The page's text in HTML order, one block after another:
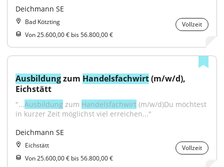
Deichmann SE
Bad Kötzting
Vollzeit
Von 25.600,00 € bis 56.800,00 €
Ausbildung zum Handelsfachwirt (m/w/d),
Eichstätt
"...Ausbildung zum Handelsfachwirt (m/w/d)Du möchtest
in kurzer Zeit möglichst viel erreichen..."
Deichmann SE
Eichstätt
Vollzeit
Von 25.600,00 € bis 56.800,00 €